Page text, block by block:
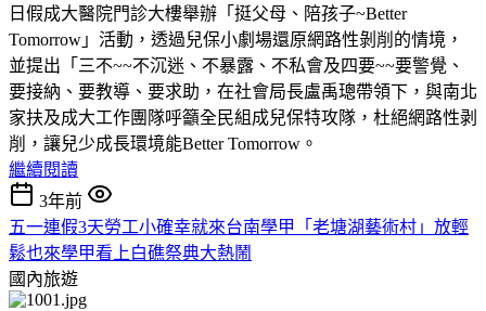
日假成大醫院門診大樓舉辦「挺父母、陪孩子~Better
Tomorrow」活動，透過兒保小劇場還原網路性剝削的情境，
並提出「三不~~不沉迷、不暴露、不私會及四要~~要警覺、
要接納、要教導、要求助，在社會局長盧禹璁帶領下，與南北
家扶及成大工作團隊呼籲全民組成兒保特攻隊，杜絕網路性剥
削，讓兒少成長環境能Better Tomorrow。
繼續閱讀
3年前
五一連假3天勞工小確幸就來台南學甲「老塘湖藝術村」放輕
鬆也來學甲看上白礁祭典大熱鬧
國內旅遊